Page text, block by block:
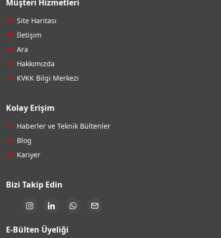
Müşteri Hizmetleri
Site Haritası
İletişim
Ara
Hakkımızda
KVKK Bilgi Merkezi
Kolay Erişim
Haberler ve Teknik Bültenler
Blog
Kariyer
Bizi Takip Edin
E-Bülten Üyeliği